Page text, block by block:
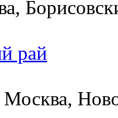
рай
Москва,